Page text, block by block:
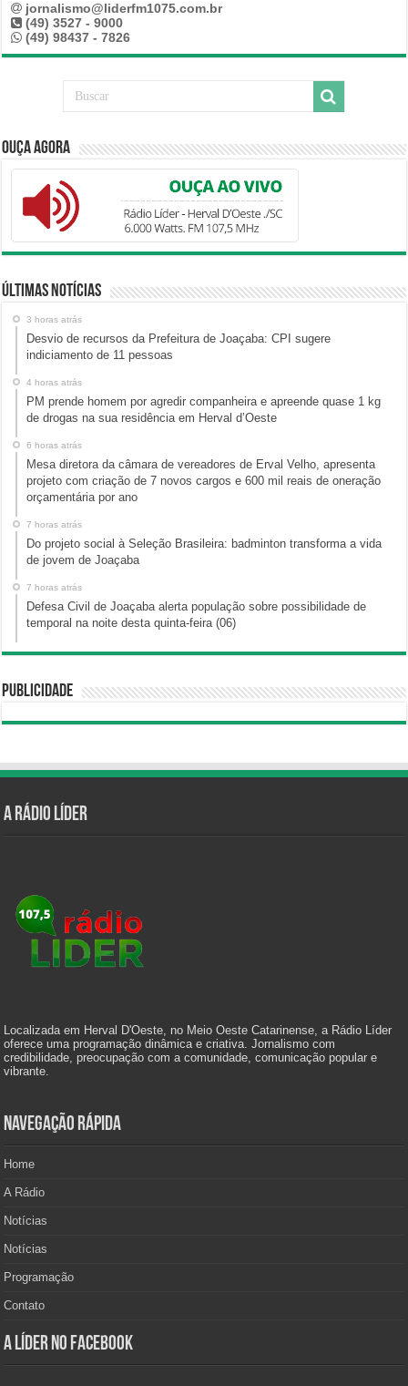
jornalismo@liderfm1075.com.br
(49) 3527 - 9000
(49) 98437 - 7826
Ouça Agora
Últimas Notícias
3 horas atrás
Desvio de recursos da Prefeitura de Joaçaba: CPI sugere
indiciamento de 11 pessoas
4 horas atrás
PM prende homem por agredir companheira e apreende quase 1 kg
de drogas na sua residência em Herval d’Oeste
6 horas atrás
Mesa diretora da câmara de vereadores de Erval Velho, apresenta
projeto com criação de 7 novos cargos e 600 mil reais de oneração
orçamentária por ano
7 horas atrás
Do projeto social à Seleção Brasileira: badminton transforma a vida
de jovem de Joaçaba
7 horas atrás
Defesa Civil de Joaçaba alerta população sobre possibilidade de
temporal na noite desta quinta-feira (06)
Publicidade
A Rádio Líder
Localizada em Herval D'Oeste, no Meio Oeste Catarinense, a Rádio Líder
oferece uma programação dinâmica e criativa. Jornalismo com
credibilidade, preocupação com a comunidade, comunicação popular e
vibrante.
Navegação Rápida
Home
A Rádio
Notícias
Notícias
Programação
Contato
A Líder no Facebook